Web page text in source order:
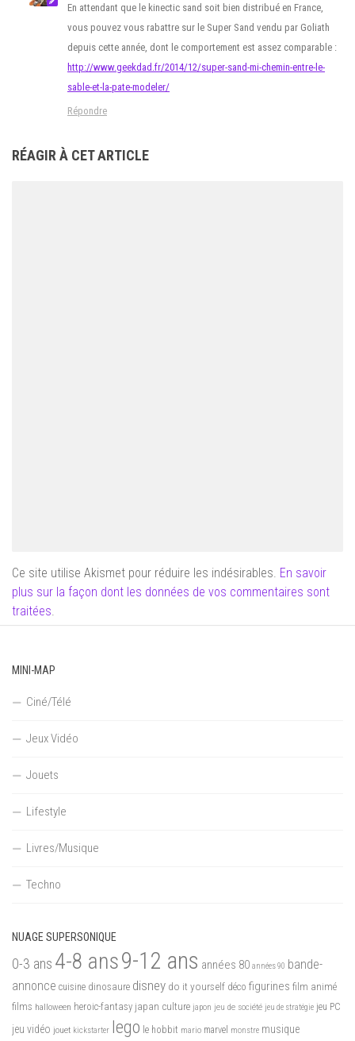
En attendant que le kinectic sand soit bien distribué en France,
vous pouvez vous rabattre sur le Super Sand vendu par Goliath
depuis cette année, dont le comportement est assez comparable :
http://www.geekdad.fr/2014/12/super-sand-mi-chemin-entre-le-
sable-et-la-pate-modeler/
Répondre
RÉAGIR À CET ARTICLE
Ce site utilise Akismet pour réduire les indésirables. En savoir
plus sur la façon dont les données de vos commentaires sont
traitées.
MINI-MAP
Ciné/Télé
Jeux Vidéo
Jouets
Lifestyle
Livres/Musique
Techno
NUAGE SUPERSONIQUE
0-3 ans 4-8 ans9-12 ans années 80 années 90 bande-
annonce cuisine dinosaure disney do it yourself déco figurines film animé
films halloween heroic-fantasy japan culture japon jeu de société jeu de stratégie jeu PC
jeu vidéo jouet kickstarter lego le hobbit mario marvel monstre musique